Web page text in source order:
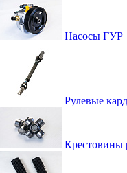
Насосы ГУР
Рулевые
Крестовины